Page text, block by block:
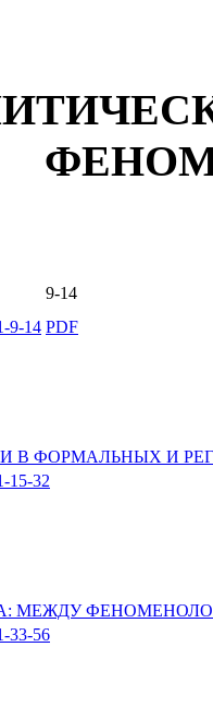
9-14
9-14 PDF
В ФОРМАЛЬНЫХ И
15-32
МЕЖДУ
33-56